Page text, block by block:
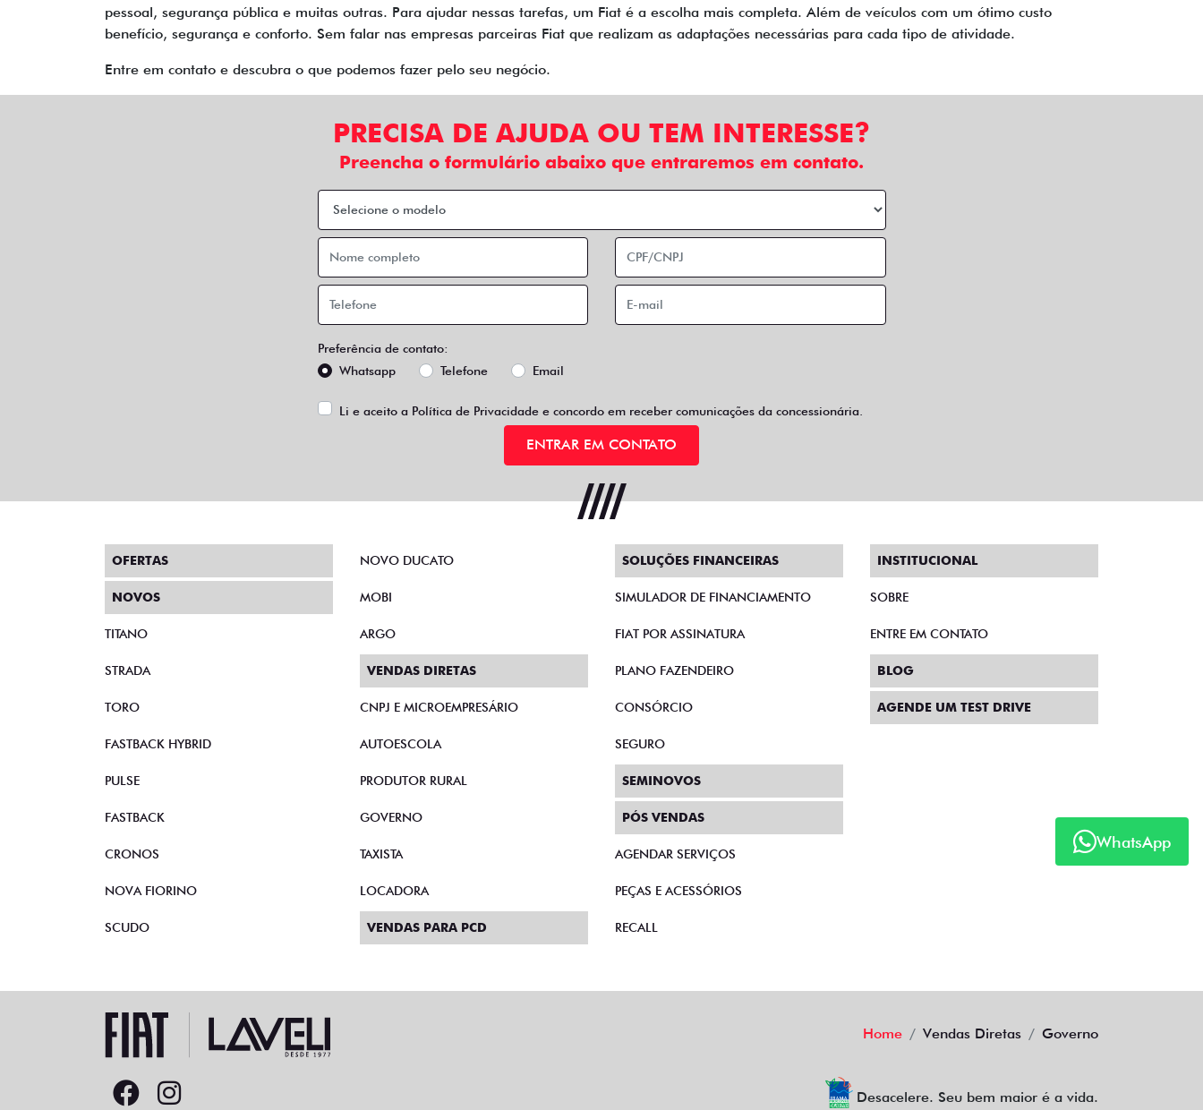
pessoal, segurança pública e muitas outras. Para ajudar nessas tarefas, um Fiat é a escolha mais completa. Além de veículos com um ótimo custo
benefício, segurança e conforto. Sem falar nas empresas parceiras Fiat que realizam as adaptações necessárias para cada tipo de atividade.
Entre em contato e descubra o que podemos fazer pelo seu negócio.
PRECISA DE AJUDA OU TEM INTERESSE?
Preencha o formulário abaixo que entraremos em contato.
Preferência de contato:
Whatsapp
Telefone Email
Li e aceito a Política de Privacidadee concordo em receber comunicações da concessionária.
ENTRAR EM CONTATO
WhatsApp
OFERTAS
NOVOS
TITANO
STRADA
TORO
FASTBACK HYBRID
PULSE
FASTBACK
CRONOS
NOVA FIORINO
SCUDO
NOVO DUCATO
MOBI
ARGO
VENDAS DIRETAS
CNPJ E MICROEMPRESÁRIO
AUTOESCOLA
PRODUTOR RURAL
GOVERNO
TAXISTA
LOCADORA
VENDAS PARA PCD
SOLUÇÕES FINANCEIRAS
SIMULADOR DE FINANCIAMENTO
FIAT POR ASSINATURA
PLANO FAZENDEIRO
CONSÓRCIO
SEGURO
SEMINOVOS
PÓS VENDAS
AGENDAR SERVIÇOS
PEÇAS E ACESSÓRIOS
RECALL
INSTITUCIONAL
SOBRE
ENTRE EM CONTATO
BLOG
AGENDE UM TEST DRIVE
Home Vendas Diretas Governo
Desacelere. Seu bem maior é a vida.